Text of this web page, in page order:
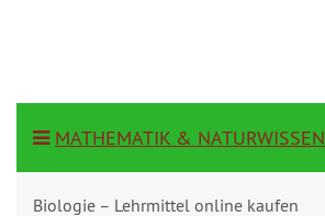
MATHEMATIK &
Biologie – Lehrmittel online kaufen